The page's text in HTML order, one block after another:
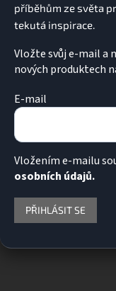
Vložte svůj e-mail a
nových produktech
E-mail
Vložením e-mailu
osobních údajů.
PŘIHLÁSIT SE